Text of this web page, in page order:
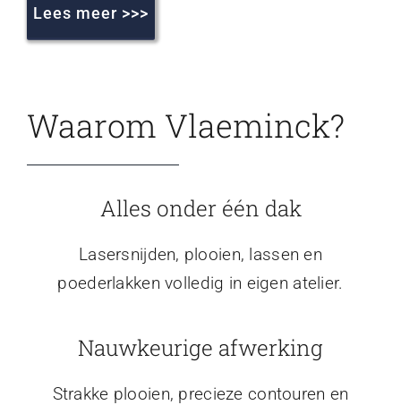
Lees meer >>>
Waarom Vlaeminck?
Alles onder één dak
Lasersnijden, plooien, lassen en
poederlakken volledig in eigen atelier.
Nauwkeurige afwerking
Strakke plooien, precieze contouren en